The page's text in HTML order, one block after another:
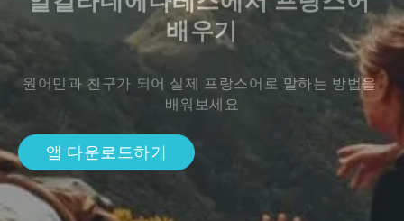
배우기
원어민과 친구가 되어 실제 프랑스어로 말하는 방법을
배워보세요
앱 다운로드하기